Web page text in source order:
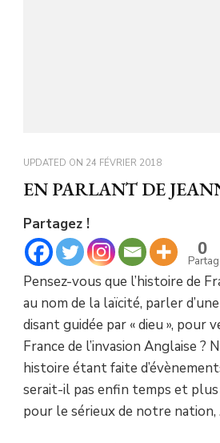
UPDATED ON 24 FÉVRIER 2018
EN PARLANT DE
Partagez !
0
Pensez-vous que l’histoire de
au nom de la laïcité, parler
disant guidée par « dieu », pour
France de l’invasion Anglaise ?
histoire étant faite
serait-il pas enfin temps et plus
pour le sérieux de notre nation,